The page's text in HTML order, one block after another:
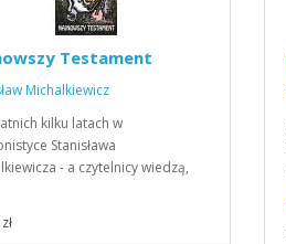
Testament
Michalkiewicz
kilku latach w
Stanisława
- a czytelnicy wiedzą,